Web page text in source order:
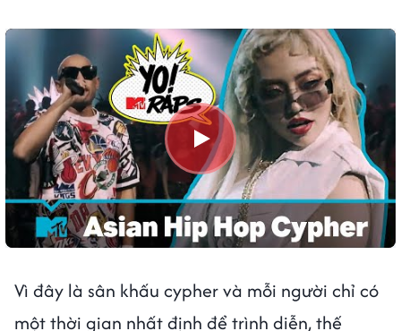
Vì đây là sân khấu cypher và mỗi người chỉ có
một thời gian nhất định để trình diễn, thế